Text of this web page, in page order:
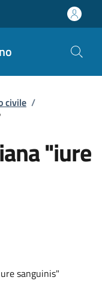
civile /
"iure
sanguinis"